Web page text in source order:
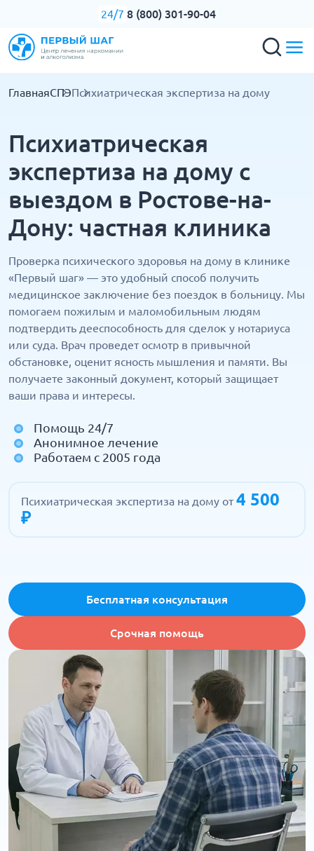
24/7 8 (800) 301-90-04
ГлавнаяСПЭПсихиатрическая экспертиза на дому
Психиатрическая
экспертиза на дому с
выездом в Ростове-на-
Дону: частная клиника
Проверка психического здоровья на дому в клинике
«Первый шаг» — это удобный способ получить
медицинское заключение без поездок в больницу. Мы
помогаем пожилым и маломобильным людям
подтвердить дееспособность для сделок у нотариуса
или суда. Врач проведет осмотр в привычной
обстановке, оценит ясность мышления и памяти. Вы
получаете законный документ, который защищает
ваши права и интересы.
Помощь 24/7
Анонимное лечение
Работаем с 2005 года
Психиатрическая экспертиза на дому от4 500
₽
Бесплатная консультация
Срочная помощь